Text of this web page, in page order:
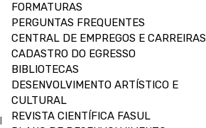
FORMATURAS
PERGUNTAS FREQUENTES
CENTRAL DE EMPREGOS E CARREIRAS
CADASTRO DO EGRESSO
BIBLIOTECAS
DESENVOLVIMENTO ARTÍSTICO E
CULTURAL
REVISTA CIENTÍFICA FASUL